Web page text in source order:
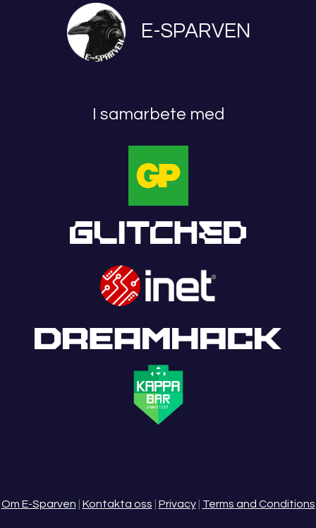
E-SPARVEN
I samarbete med
Om E-Sparven Kontakta oss Privacy| Terms and Conditions